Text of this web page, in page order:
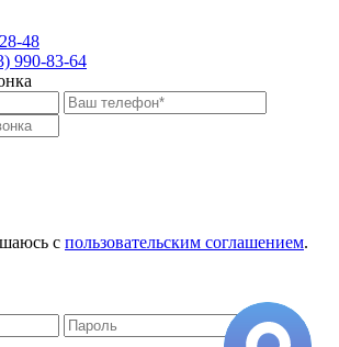
48
990-83-64
с пользовательским соглашением.